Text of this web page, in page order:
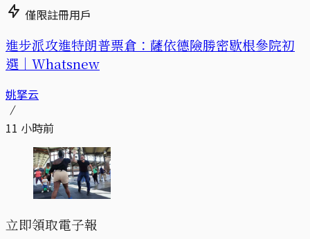
僅限註冊用戶
進步派攻進特朗普票倉：薩依德險勝密歇根參院初
選｜Whatsnew
姚拏云
11 小時前
立即領取電子報